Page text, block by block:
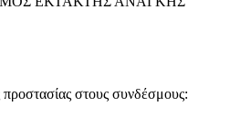
προστασίας στους συνδέσμους: